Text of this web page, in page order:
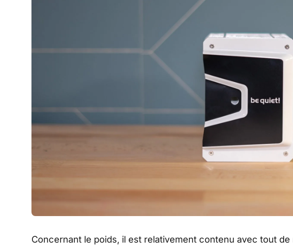
Concernant le poids, il est relativement contenu avec tout